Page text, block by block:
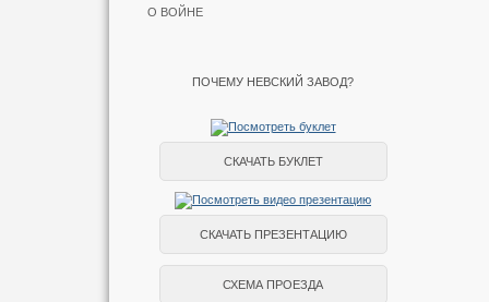
О ВОЙНЕ
ПОЧЕМУ НЕВСКИЙ ЗАВОД?
СКАЧАТЬ БУКЛЕТ
СКАЧАТЬ ПРЕЗЕНТАЦИЮ
СХЕМА ПРОЕЗДА